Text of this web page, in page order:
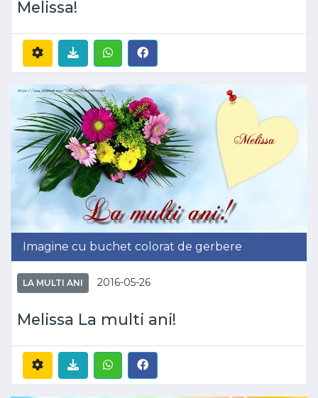
Melissa!
Imagine cu buchet colorat de gerbere
LA MULTI ANI 2016-05-26
Melissa La multi ani!